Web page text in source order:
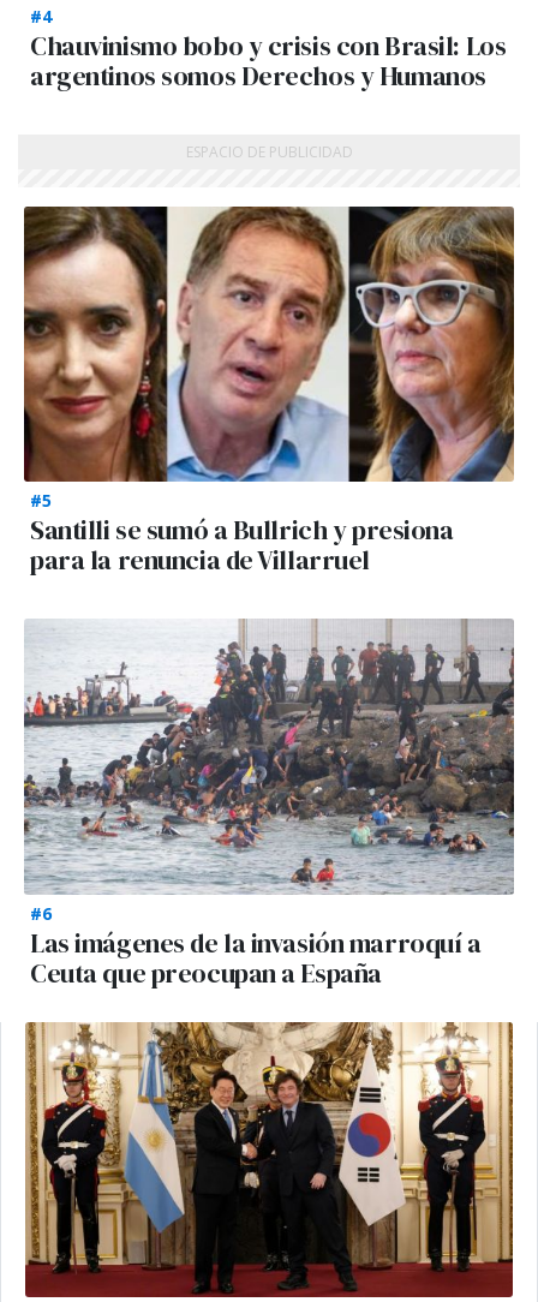
#4
Chauvinismo bobo y crisis con Brasil: Los
argentinos somos Derechos y Humanos
#5
Santilli se sumó a Bullrich y presiona
para la renuncia de Villarruel
#6
Las imágenes de la invasión marroquí a
Ceuta que preocupan a España